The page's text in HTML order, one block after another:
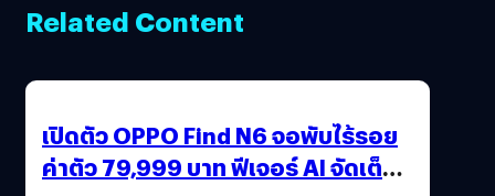
Related Content
เปิดตัว OPPO Find N6 จอพับไร้รอย
ค่าตัว 79,999 บาท ฟีเจอร์ AI จัดเต็ม